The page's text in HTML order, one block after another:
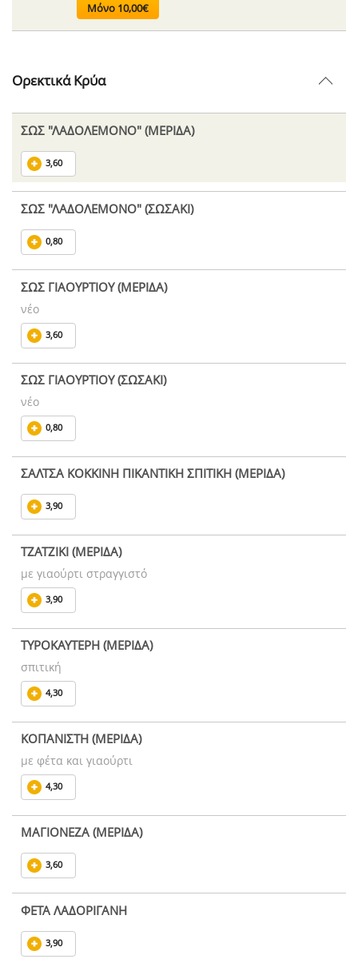
Μόνο 10,00€
Ορεκτικά Κρύα
ΣΩΣ "ΛΑΔΟΛΕΜΟΝΟ" (ΜΕΡΙΔΑ)
3,60
ΣΩΣ "ΛΑΔΟΛΕΜΟΝΟ" (ΣΩΣΑΚΙ)
0,80
ΣΩΣ ΓΙΑΟΥΡΤΙΟΥ (ΜΕΡΙΔΑ)
νέο
3,60
ΣΩΣ ΓΙΑΟΥΡΤΙΟΥ (ΣΩΣΑΚΙ)
νέο
0,80
ΣΑΛΤΣΑ ΚΟΚΚΙΝΗ ΠΙΚΑΝΤΙΚΗ ΣΠΙΤΙΚΗ (ΜΕΡΙΔΑ)
3,90
ΤΖΑΤΖΙΚΙ (ΜΕΡΙΔΑ)
με γιαούρτι στραγγιστό
3,90
ΤΥΡΟΚΑΥΤΕΡΗ (ΜΕΡΙΔΑ)
σπιτική
4,30
ΚΟΠΑΝΙΣΤΗ (ΜΕΡΙΔΑ)
με φέτα και γιαούρτι
4,30
ΜΑΓΙΟΝΕΖΑ (ΜΕΡΙΔΑ)
3,60
ΦΕΤΑ ΛΑΔΟΡΙΓΑΝΗ
3,90